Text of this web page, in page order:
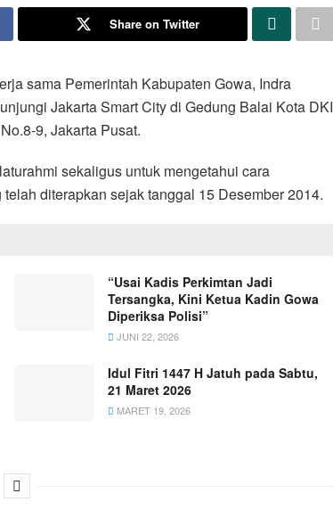
Share on Twitter
sama Pemerintah Kabupaten Gowa, Indra
Jakarta Smart City di Gedung Balai Kota DKI
9, Jakarta Pusat.
sekaligus untuk mengetahui cara
diterapkan sejak tanggal 15 Desember 2014.
“Usai Kadis Perkimtan Jadi
Tersangka, Kini Ketua Kadin Gowa
Diperiksa Polisi”
JUNI 22, 2026
Idul Fitri 1447 H Jatuh pada Sabtu,
21 Maret 2026
MARET 19, 2026